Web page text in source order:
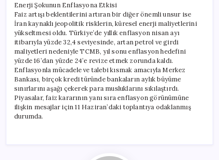
Enerji Şokunun Enflasyona Etkisi
Faiz artışı beklentilerini artıran bir diğer önemli unsur ise
İran kaynaklı jeopolitik risklerin, küresel enerji maliyetlerini
yükseltmesi oldu. Türkiye’de yıllık enflasyon nisan ayı
itibarıyla yüzde 32,4 seviyesinde, artan petrol ve girdi
maliyetleri nedeniyle TCMB, yıl sonu enflasyon hedefini
yüzde 16’dan yüzde 24’e revize etmek zorunda kaldı.
Enflasyonla mücadele ve talebi kısmak amacıyla Merkez
Bankası, birçok kredi türünde bankaların aylık büyüme
sınırlarını aşağı çekerek para musluklarını sıkılaştırdı.
Piyasalar, faiz kararının yanı sıra enflasyon görünümüne
ilişkin mesajlar için 11 Haziran’daki toplantıya odaklanmış
durumda.